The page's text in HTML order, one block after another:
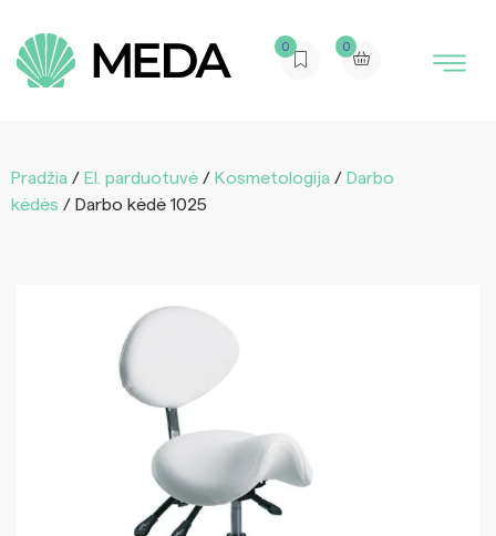
0 0
Pradžia / El. parduotuvė / Kosmetologija / Darbo
kėdės / Darbo kėdė 1025